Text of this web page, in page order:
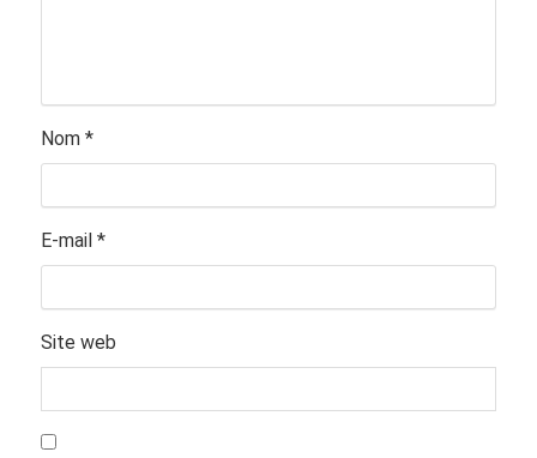
Nom *
E-mail *
Site web